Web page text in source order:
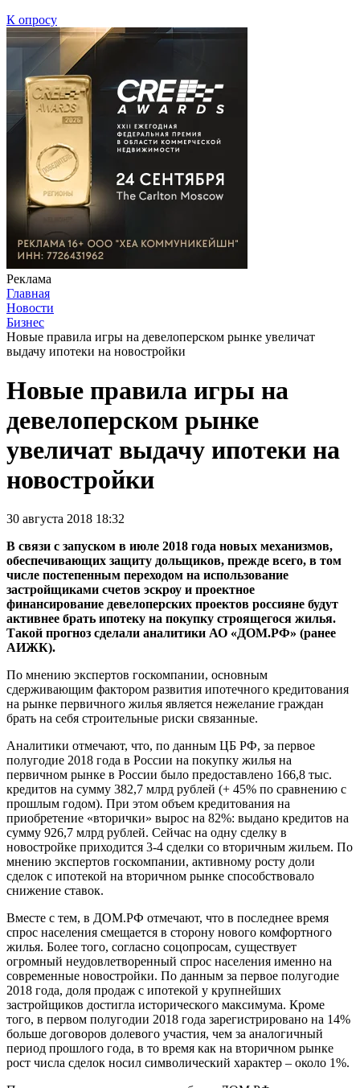
К опросу
Реклама
Главная
Новости
Бизнес
Новые правила игры на девелоперском рынке увеличат
выдачу ипотеки на новостройки
Новые правила игры на
девелоперском рынке
увеличат выдачу ипотеки на
новостройки
30 августа 2018 18:32
В связи с запуском в июле 2018 года новых механизмов,
обеспечивающих защиту дольщиков, прежде всего, в том
числе постепенным переходом на использование
застройщиками счетов эскроу и проектное
финансирование девелоперских проектов россияне будут
активнее брать ипотеку на покупку строящегося жилья.
Такой прогноз сделали аналитики АО «ДОМ.РФ» (ранее
АИЖК).
По мнению экспертов госкомпании, основным
сдерживающим фактором развития ипотечного кредитования
на рынке первичного жилья является нежелание граждан
брать на себя строительные риски связанные.
Аналитики отмечают, что, по данным ЦБ РФ, за первое
полугодие 2018 года в России на покупку жилья на
первичном рынке в России было предоставлено 166,8 тыс.
кредитов на сумму 382,7 млрд рублей (+ 45% по сравнению с
прошлым годом). При этом объем кредитования на
приобретение «вторички» вырос на 82%: выдано кредитов на
сумму 926,7 млрд рублей. Сейчас на одну сделку в
новостройке приходится 3-4 сделки со вторичным жильем. По
мнению экспертов госкомпании, активному росту доли
сделок с ипотекой на вторичном рынке способствовало
снижение ставок.
Вместе с тем, в ДОМ.РФ отмечают, что в последнее время
спрос населения смещается в сторону нового комфортного
жилья. Более того, согласно соцопросам, существует
огромный неудовлетворенный спрос населения именно на
современные новостройки. По данным за первое полугодие
2018 года, доля продаж с ипотекой у крупнейших
застройщиков достигла исторического максимума. Кроме
того, в первом полугодии 2018 года зарегистрировано на 14%
больше договоров долевого участия, чем за аналогичный
период прошлого года, в то время как на вторичном рынке
рост числа сделок носил символический характер – около 1%.